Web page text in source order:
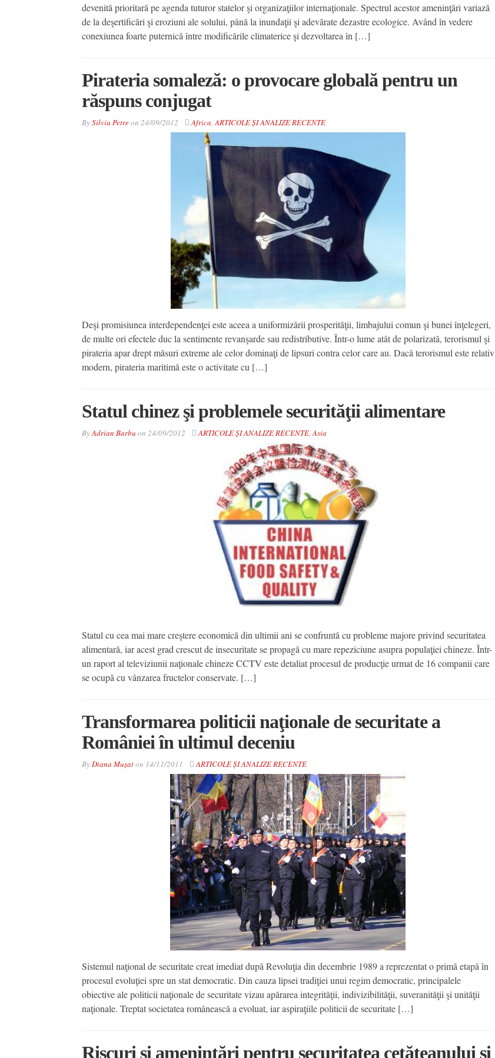
devenită prioritară pe agenda tuturor statelor şi organizaţiilor internaţionale. Spectrul acestor ameninţări variază
de la deşertificări şi eroziuni ale solului, până la inundaţii şi adevărate dezastre ecologice. Având în vedere
conexiunea foarte puternică între modificările climaterice şi dezvoltarea în […]
Pirateria somaleză: o provocare globală pentru un
răspuns conjugat
BySilviu Petreon 24/09/2012 Africa,ARTICOLE ȘI ANALIZE RECENTE
Deşi promisiunea interdependenţei este aceea a uniformizării prosperităţii, limbajului comun şi bunei înţelegeri,
de multe ori efectele duc la sentimente revanşarde sau redistributive. Într-o lume atât de polarizată, terorismul şi
pirateria apar drept măsuri extreme ale celor dominaţi de lipsuri contra celor care au. Dacă terorismul este relativ
modern, pirateria maritimă este o activitate cu […]
Statul chinez şi problemele securităţii alimentare
ByAdrian Barbu on 24/09/2012 ARTICOLE ȘI ANALIZE RECENTE,Asia
Statul cu cea mai mare creştere economică din ultimii ani se confruntă cu probleme majore privind securitatea
alimentară, iar acest grad crescut de insecuritate se propagă cu mare repeziciune asupra populaţiei chineze. Într-
un raport al televiziunii naţionale chineze CCTV este detaliat procesul de producţie urmat de 16 companii care
se ocupă cu vânzarea fructelor conservate. […]
Transformarea politicii naţionale de securitate a
României în ultimul deceniu
ByDiana Mușaton 14/11/2011 ARTICOLE ȘI ANALIZE RECENTE
Sistemul naţional de securitate creat imediat după Revoluţia din decembrie 1989 a reprezentat o primă etapă în
procesul evoluţiei spre un stat democratic. Din cauza lipsei tradiţiei unui regim democratic, principalele
obiective ale politicii naţionale de securitate vizau apărarea integrităţii, indivizibilităţii, suveranităţii şi unităţii
naţionale. Treptat societatea românească a evoluat, iar aspiraţiile politicii de securitate […]
Riscuri şi ameninţări pentru securitatea cetăţeanului şi